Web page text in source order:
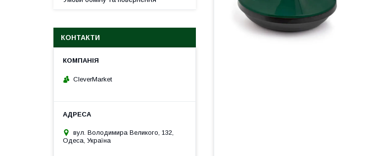
КОНТАКТИ
CleverMarket
вул. Володимира Великого, 132,
Одеса, Україна